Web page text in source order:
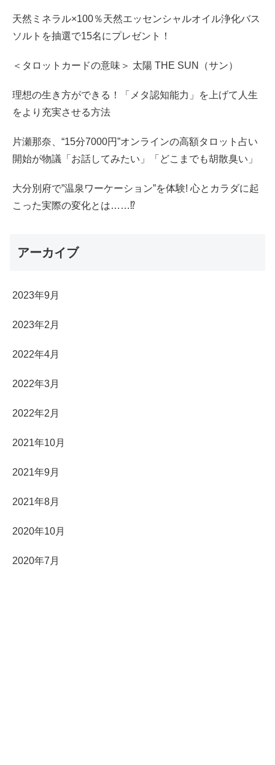
天然ミネラル×100％天然エッセンシャルオイル浄化バス
ソルトを抽選で15名にプレゼント！
＜タロットカードの意味＞ 太陽 THE SUN（サン）
理想の生き方ができる！「メタ認知能力」を上げて人生
をより充実させる方法
片瀬那奈、“15分7000円”オンラインの高額タロット占い
開始が物議「お話してみたい」「どこまでも胡散臭い」
大分別府で”温泉ワーケーション”を体験! 心とカラダに起
こった実際の変化とは……⁉
アーカイブ
2023年9月
2023年2月
2022年4月
2022年3月
2022年2月
2021年10月
2021年9月
2021年8月
2020年10月
2020年7月